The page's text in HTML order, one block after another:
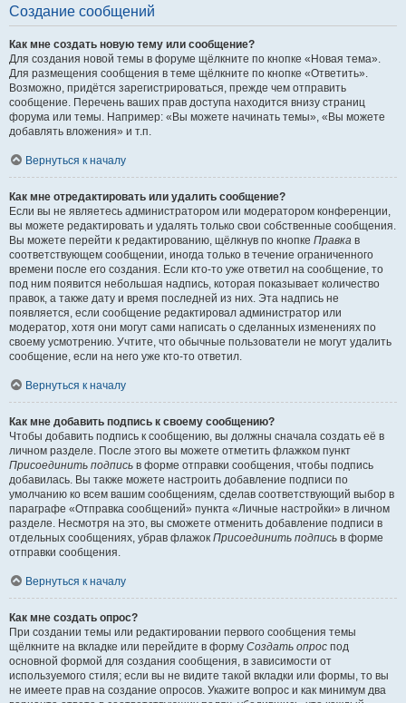
Создание сообщений
Как мне создать новую тему или сообщение?
Для создания новой темы в форуме щёлкните по кнопке «Новая тема».
Для размещения сообщения в теме щёлкните по кнопке «Ответить».
Возможно, придётся зарегистрироваться, прежде чем отправить
сообщение. Перечень ваших прав доступа находится внизу страниц
форума или темы. Например: «Вы можете начинать темы», «Вы можете
добавлять вложения» и т.п.
Вернуться к началу
Как мне отредактировать или удалить сообщение?
Если вы не являетесь администратором или модератором конференции,
вы можете редактировать и удалять только свои собственные сообщения.
Вы можете перейти к редактированию, щёлкнув по кнопке Правка в
соответствующем сообщении, иногда только в течение ограниченного
времени после его создания. Если кто-то уже ответил на сообщение, то
под ним появится небольшая надпись, которая показывает количество
правок, а также дату и время последней из них. Эта надпись не
появляется, если сообщение редактировал администратор или
модератор, хотя они могут сами написать о сделанных изменениях по
своему усмотрению. Учтите, что обычные пользователи не могут удалить
сообщение, если на него уже кто-то ответил.
Вернуться к началу
Как мне добавить подпись к своему сообщению?
Чтобы добавить подпись к сообщению, вы должны сначала создать её в
личном разделе. После этого вы можете отметить флажком пункт
Присоединить подпись в форме отправки сообщения, чтобы подпись
добавилась. Вы также можете настроить добавление подписи по
умолчанию ко всем вашим сообщениям, сделав соответствующий выбор в
параграфе «Отправка сообщений» пункта «Личные настройки» в личном
разделе. Несмотря на это, вы сможете отменить добавление подписи в
отдельных сообщениях, убрав флажок Присоединить подпись в форме
отправки сообщения.
Вернуться к началу
Как мне создать опрос?
При создании темы или редактировании первого сообщения темы
щёлкните на вкладке или перейдите в форму Создать опрос под
основной формой для создания сообщения, в зависимости от
используемого стиля; если вы не видите такой вкладки или формы, то вы
не имеете прав на создание опросов. Укажите вопрос и как минимум два